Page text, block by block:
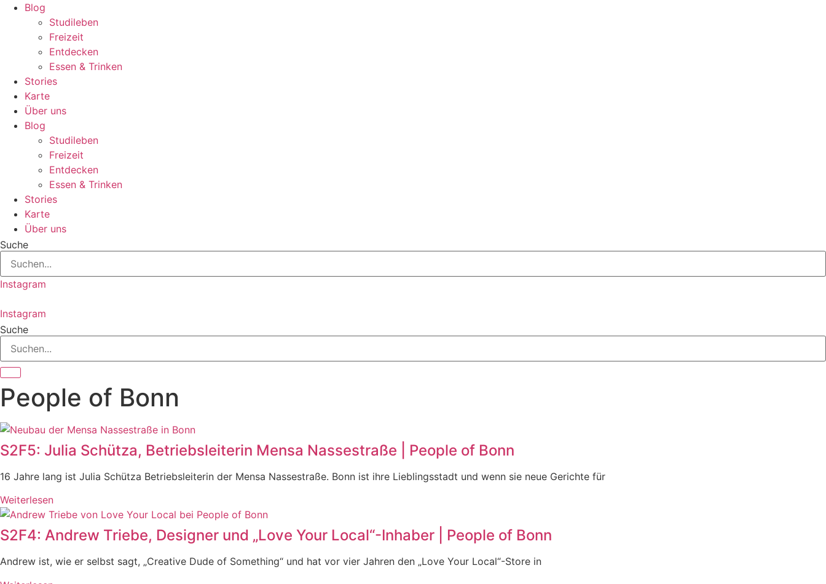
Zum
springen
Blog
Studileben
Freizeit
Entdecken
Essen & Trinken
Stories
Karte
Über uns
Blog
Studileben
Freizeit
Entdecken
Essen & Trinken
Stories
Karte
Über uns
Suche
Instagram
Instagram
Suche
People of Bonn
S2F5: Julia Schütza, Betriebsleiterin Mensa Nassestraße | People of Bonn
16 Jahre lang ist Julia Schütza Betriebsleiterin der Mensa Nassestraße. Bonn ist ihre Lieblingsstadt und wenn sie neue Gerichte für
Weiterlesen
S2F4: Andrew Triebe, Designer und „Love Your Local“-Inhaber | People of Bonn
Andrew ist, wie er selbst sagt, „Creative Dude of Something“ und hat vor vier Jahren den „Love Your Local“-Store in